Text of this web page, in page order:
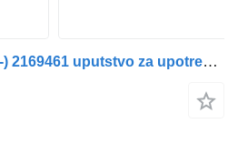
Scania R-Series (01.16-) 2169461 uputstvo za upotrebu za Scania L,P,G,R,S-series (2016-) tegljača